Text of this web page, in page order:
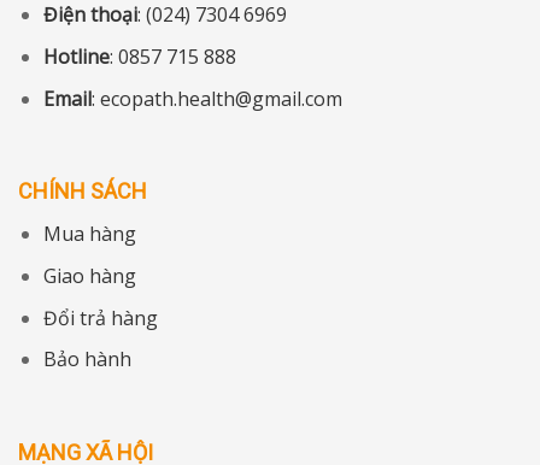
Điện thoại: (024) 7304 6969
Hotline: 0857 715 888
Email: ecopath.health@gmail.com
CHÍNH SÁCH
Mua hàng
Giao hàng
Đổi trả hàng
Bảo hành
MẠNG XÃ HỘI